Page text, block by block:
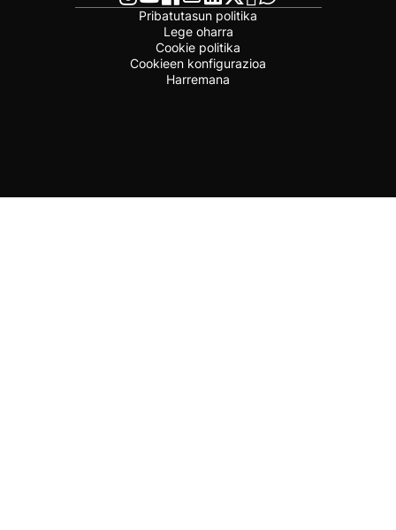
Pribatutasun politika
Lege oharra
Cookie politika
Cookieen konfigurazioa
Harremana